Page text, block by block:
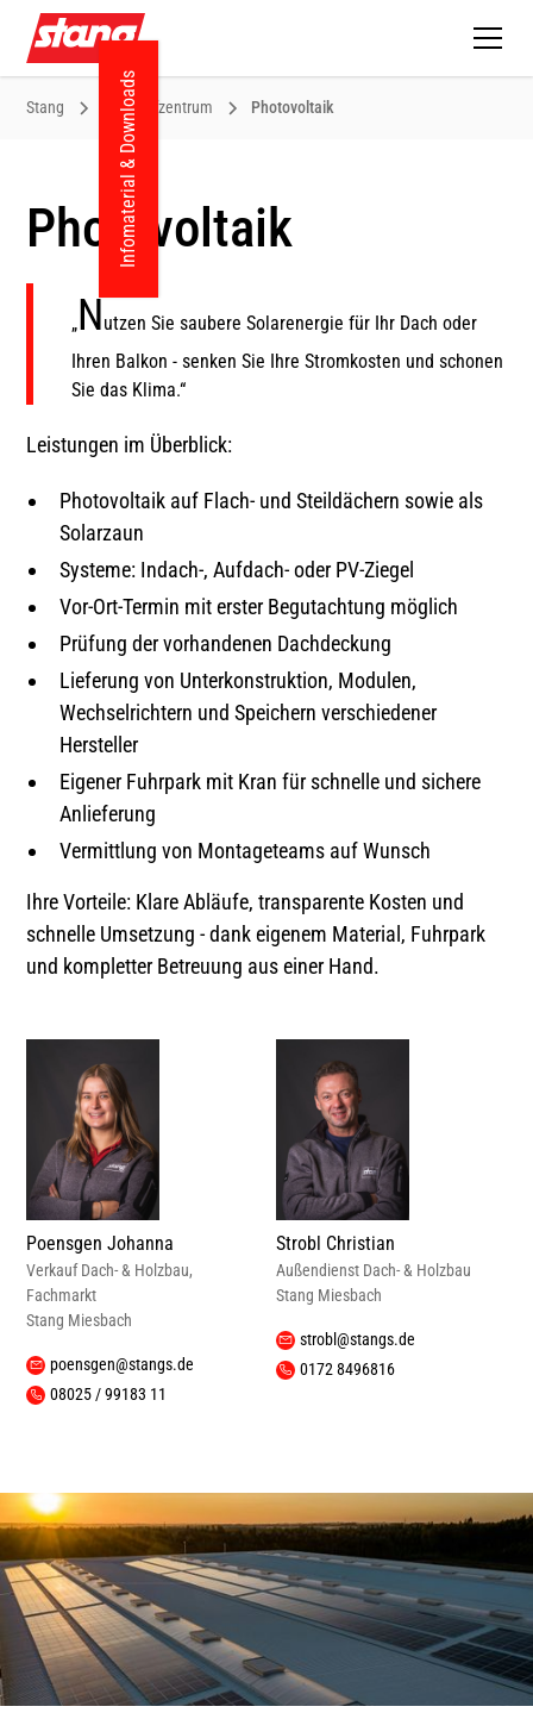
Stang Baustoffzentrum Photovoltaik
Infomaterial & Downloads
Photovoltaik
„Nutzen Sie saubere Solarenergie für Ihr Dach oder
Ihren Balkon - senken Sie Ihre Stromkosten und schonen
Sie das Klima.“
Leistungen im Überblick:
Photovoltaik auf Flach- und Steildächern sowie als
Solarzaun
Systeme: Indach-, Aufdach- oder PV-Ziegel
Vor-Ort-Termin mit erster Begutachtung möglich
Prüfung der vorhandenen Dachdeckung
Lieferung von Unterkonstruktion, Modulen,
Wechselrichtern und Speichern verschiedener
Hersteller
Eigener Fuhrpark mit Kran für schnelle und sichere
Anlieferung
Vermittlung von Montageteams auf Wunsch
Ihre Vorteile: Klare Abläufe, transparente Kosten und
schnelle Umsetzung - dank eigenem Material, Fuhrpark
und kompletter Betreuung aus einer Hand.
Poensgen Johanna
Verkauf Dach- & Holzbau,
Fachmarkt
Stang Miesbach
poensgen@stangs.de
08025 / 99183 11
Strobl Christian
Außendienst Dach- & Holzbau
Stang Miesbach
strobl@stangs.de
0172 8496816